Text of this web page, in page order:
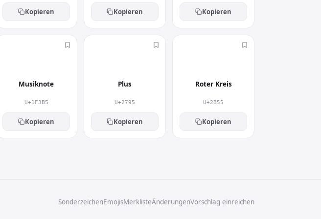
Kopieren Kopieren Kopieren
Musiknote
U+1F3B5
Kopieren
Plus
U+2795
Kopieren
Roter Kreis
U+2B55
Kopieren
SonderzeichenEmojisMerklisteÄnderungenVorschlag einreichen